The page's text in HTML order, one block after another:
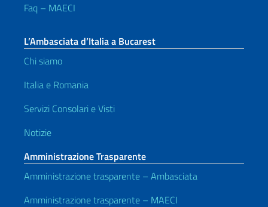
Faq – MAECI
L’Ambasciata d’Italia a Bucarest
Chi siamo
Italia e Romania
Servizi Consolari e Visti
Notizie
Amministrazione Trasparente
Amministrazione trasparente – Ambasciata
Amministrazione trasparente – MAECI